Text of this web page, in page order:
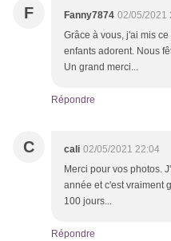
F Fanny7874 02/05/2021
Grâce à vous, j'ai mis
enfants adorent. Nous
Un grand merci...
Répondre
C cali 02/05/2021 22:04
Merci pour vos photos.
année et c'est vraiment
100 jours...
Répondre